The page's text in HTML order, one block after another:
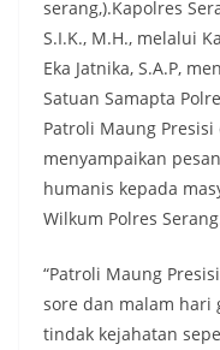
serang,).Kapolres
S.I.K., M.H., melalui
Eka Jatnika, S.A.P,
Satuan Samapta
Patroli Maung
menyampaikan
humanis kepada
Wilkum Polres
“Patroli Maung
sore dan malam hari
tindak kejahatan